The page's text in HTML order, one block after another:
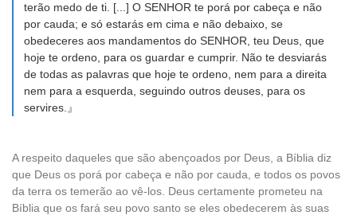
terão medo de ti. [...] O SENHOR te porá por cabeça e não
por cauda; e só estarás em cima e não debaixo, se
obedeceres aos mandamentos do SENHOR, teu Deus, que
hoje te ordeno, para os guardar e cumprir. Não te desviarás
de todas as palavras que hoje te ordeno, nem para a direita
nem para a esquerda, seguindo outros deuses, para os
servires.』
A respeito daqueles que são abençoados por Deus, a Bíblia diz
que Deus os porá por cabeça e não por cauda, e todos os povos
da terra os temerão ao vê-los. Deus certamente prometeu na
Bíblia que os fará seu povo santo se eles obedecerem às suas